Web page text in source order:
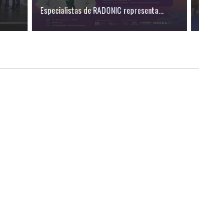
Especialistas de RADONIC representa...